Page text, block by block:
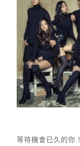
等待機會已久的你！